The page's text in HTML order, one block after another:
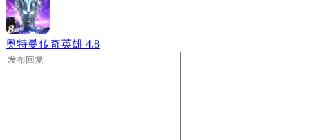
奥特曼传奇英雄 4.8